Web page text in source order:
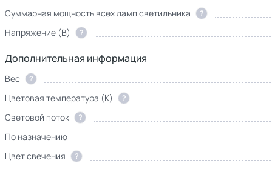
Суммарная мощность всех ламп светильника ?
Напряжение (В)
?
Дополнительная информация
Вес ?
Цветовая температура (К)
?
Световой поток
?
По назначению
Цвет свечения
?